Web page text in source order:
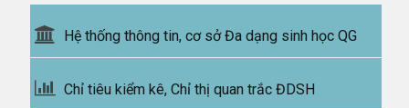
Hệ thống thông tin, cơ sở Đa dạng sinh học QG
Chỉ tiêu kiểm kê, Chỉ thị quan trắc ĐDSH